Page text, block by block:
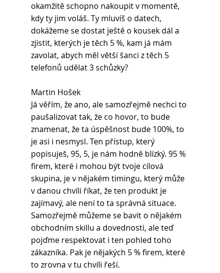
okamžitě schopno nakoupit v momentě,
kdy ty jim voláš. Ty mluvíš o datech,
dokážeme se dostat ještě o kousek dál a
zjistit, kterých je těch 5 %, kam já mám
zavolat, abych měl větší šanci z těch 5
telefonů udělat 3 schůzky?
Martin Hošek
Já věřím, že ano, ale samozřejmě nechci to
paušalizovat tak, že co hovor, to bude
znamenat, že ta úspěšnost bude 100%, to
je asi i nesmysl. Ten přístup, který
popisuješ, 95, 5, je nám hodně blízký. 95 %
firem, které i mohou být tvoje cílová
skupina, je v nějakém timingu, který může
v danou chvíli říkat, že ten produkt je
zajímavý, ale není to ta správná situace.
Samozřejmě můžeme se bavit o nějakém
obchodním skillu a dovednosti, ale teď
pojďme respektovat i ten pohled toho
zákazníka. Pak je nějakých 5 % firem, které
to zrovna v tu chvíli řeší.